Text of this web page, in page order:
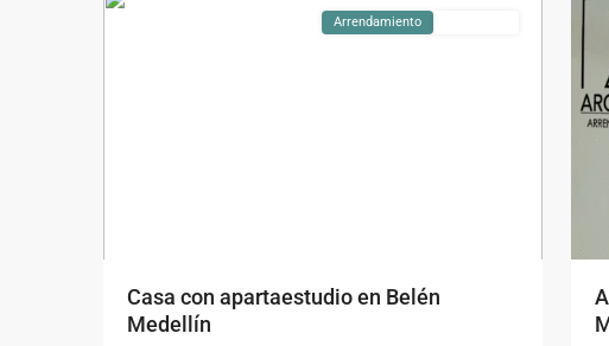
Arrendamiento
Casa con apartaestudio en Belén
Medellín